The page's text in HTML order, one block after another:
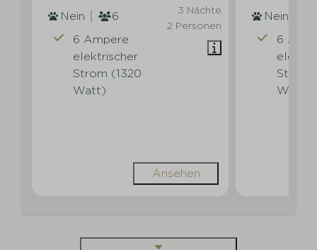
3 Nächte
2 Personen
Nein
6
6 Ampere
elektrischer
Strom (1320
Watt)
Ansehen
Nein
6
Strom
Watt)